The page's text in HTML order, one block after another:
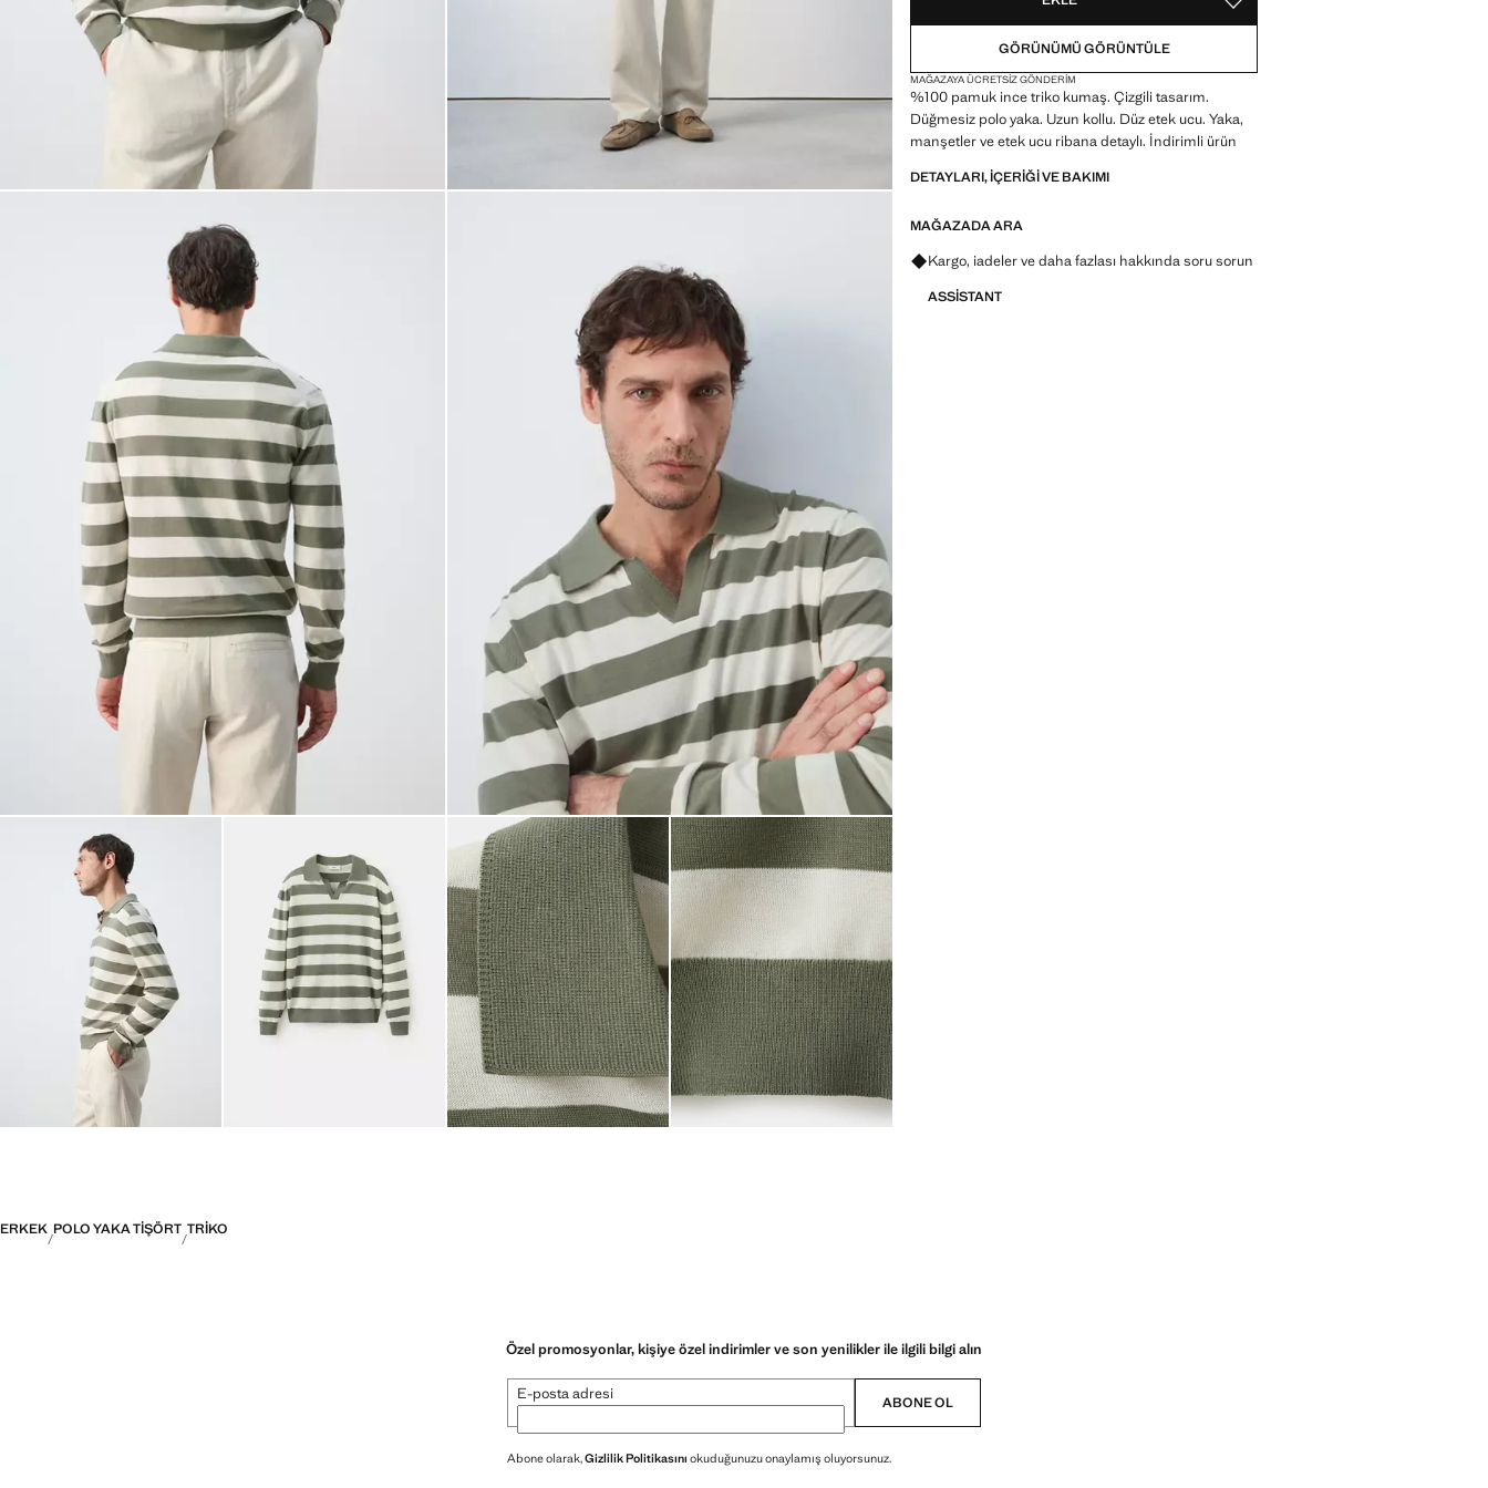
FAVORI OLARAK KAYDET
GÖRÜNÜMÜ GÖRÜNTÜLE
MAĞAZAYA ÜCRETSIZ GÖNDERIM
%100 pamuk ince triko kumaş. Çizgili tasarım.
Düğmesiz polo yaka. Uzun kollu. Düz etek ucu. Yaka,
manşetler ve etek ucu ribana detaylı. İndirimli ürün
DETAYLARI, IÇERIĞI VE BAKIMI
MAĞAZADA ARA
Kargo, iadeler ve daha fazlası hakkında soru sorun
ASSISTANT
ERKEK POLO YAKA TIŞÖRT TRIKO
Özel promosyonlar, kişiye özel indirimler ve son yenilikler ile ilgili bilgi alın
E-posta adresi ABONE OL
Abone olarak,Gizlilik Politikasını okuduğunuzu onaylamış oluyorsunuz.